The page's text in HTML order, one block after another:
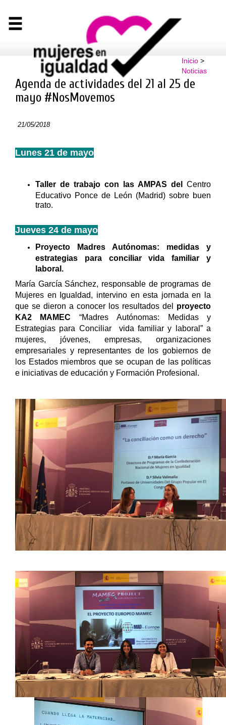
Inicio>
Noticias
Agenda de actividades del 21 al 25 de
mayo #NosMovemos
21/05/2018
Lunes 21 de mayo
Taller de trabajo con las AMPAS del Centro
Educativo Ponce de León (Madrid) sobre buen
trato.
Jueves 24 de mayo
Proyecto Madres Autónomas: medidas y
estrategias para conciliar vida familiar y
laboral.
María García Sánchez, responsable de programas de
Mujeres en Igualdad, intervino en esta jornada en la
que se dieron a conocer los resultados del proyecto
KA2 MAMEC “Madres Autónomas: Medidas y
Estrategias para Conciliar vida familiar y laboral” a
mujeres, jóvenes, empresas, organizaciones
empresariales y representantes de los gobiernos de
los Estados miembros que se ocupan de las políticas
e iniciativas de educación y Formación Profesional.